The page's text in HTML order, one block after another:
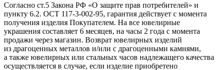
Согласно ст.5 Закона РФ «О защите прав потребителей» и
пункту 6.2. ОСТ 117-3-002-95, гарантия действует с момента
получения изделия Покупателем. На все ювелирные
украшения составляет 6 месяцев, на часы 2 года с момента
продажи через магазин. Возврат ювелирных изделий
из драгоценных металлов и/или с драгоценными камнями,
а также ювелирных или стальных часов надлежащего качества
осуществляется в случае, если изделие приобретено